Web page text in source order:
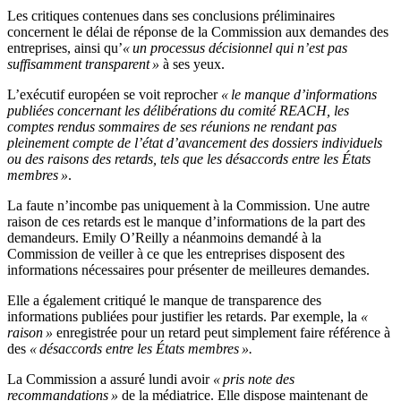
Les critiques contenues dans ses conclusions préliminaires
concernent le délai de réponse de la Commission aux demandes des
entreprises, ainsi qu’« un processus décisionnel qui n’est pas
suffisamment transparent » à ses yeux.
L’exécutif européen se voit reprocher « le manque d’informations
publiées concernant les délibérations du comité REACH, les
comptes rendus sommaires de ses réunions ne rendant pas
pleinement compte de l’état d’avancement des dossiers individuels
ou des raisons des retards, tels que les désaccords entre les États
membres ».
La faute n’incombe pas uniquement à la Commission. Une autre
raison de ces retards est le manque d’informations de la part des
demandeurs. Emily O’Reilly a néanmoins demandé à la
Commission de veiller à ce que les entreprises disposent des
informations nécessaires pour présenter de meilleures demandes.
Elle a également critiqué le manque de transparence des
informations publiées pour justifier les retards. Par exemple, la «
raison » enregistrée pour un retard peut simplement faire référence à
des « désaccords entre les États membres ».
La Commission a assuré lundi avoir « pris note des
recommandations » de la médiatrice. Elle dispose maintenant de